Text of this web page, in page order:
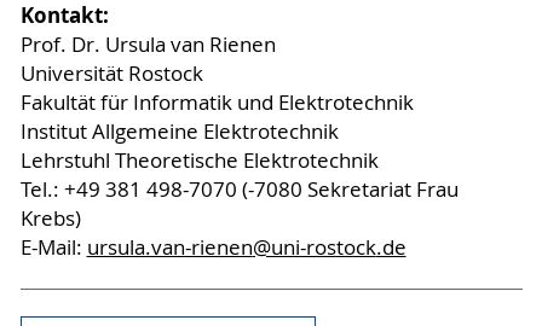
Kontakt:
Prof. Dr. Ursula van Rienen
Universität Rostock
Fakultät für Informatik und Elektrotechnik
Institut Allgemeine Elektrotechnik
Lehrstuhl Theoretische Elektrotechnik
Tel.: +49 381 498-7070 (-7080 Sekretariat Frau
Krebs)
E-Mail: ursula.van-rienen@uni-rostock.de